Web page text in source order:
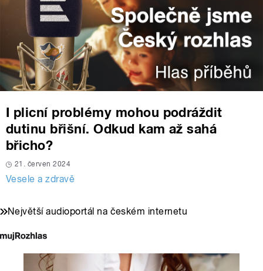
I plicní problémy mohou podráždit
dutinu břišní. Odkud kam až sahá
břicho?
21. červen 2024
Vesele a zdravě
Největší audioportál na českém internetu